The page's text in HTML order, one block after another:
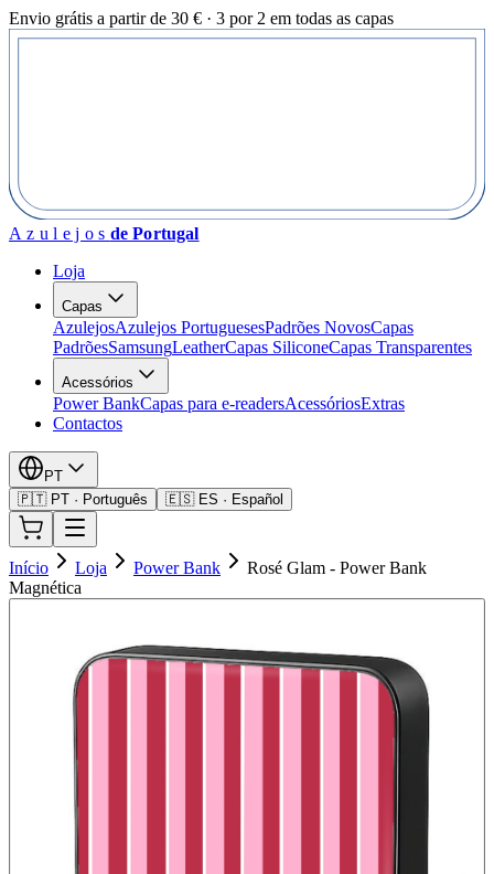
Envio grátis a partir de 30 € · 3 por 2 em todas as capas
Azulejos de Portugal
Loja
Capas
AzulejosAzulejos PortuguesesPadrões NovosCapas
PadrõesSamsungLeatherCapas SiliconeCapas Transparentes
Acessórios
Power BankCapas para e-readersAcessóriosExtras
Contactos
PT
🇵🇹 PT · Português
🇪🇸 ES · Español
Início Loja Power Bank
Rosé Glam - Power Bank
Magnética